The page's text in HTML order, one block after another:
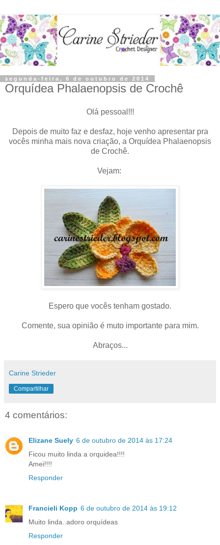
segunda-feira, 6 de outubro de 2014
Orquídea Phalaenopsis de Crochê
Olá pessoal!!!
Depois de muito faz e desfaz, hoje venho apresentar pra
vocês minha mais nova criação, a Orquídea Phalaenopsis
de Crochê.
Vejam:
Espero que vocês tenham gostado.
Comente, sua opinião é muto importante para mim.
Abraços...
Carine Strieder
Compartilhar
4 comentários:
Elizane Suely 6 de outubro de 2014 às 17:24
Ficou muito linda a orquidea!!!!
Amei!!!!
Responder
Francieli Kopp 6 de outubro de 2014 às 19:12
Muito linda..adoro orquídeas
Responder